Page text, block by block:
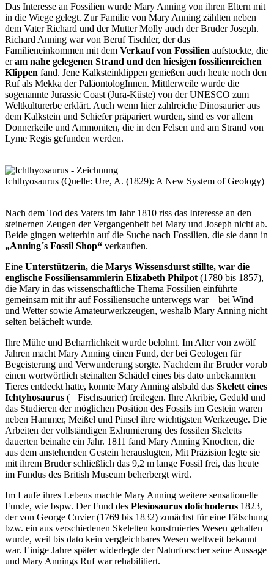
Das Interesse an Fossilien wurde Mary Anning von ihren Eltern mit
in die Wiege gelegt. Zur Familie von Mary Anning zählten neben
dem Vater Richard und der Mutter Molly auch der Bruder Joseph.
Richard Anning war von Beruf Tischler, der das
Familieneinkommen mit dem Verkauf von Fossilien aufstockte, die
eram nahe gelegenen Strand und den hiesigen fossilienreichen
Klippen fand. Jene Kalksteinklippen genießen auch heute noch den
Ruf als Mekka der PaläontologInnen. Mittlerweile wurde die
sogenannte Jurassic Coast (Jura-Küste) von der UNESCO zum
Weltkulturerbe erklärt. Auch wenn hier zahlreiche Dinosaurier aus
dem Kalkstein und Schiefer präpariert wurden, sind es vor allem
Donnerkeile und Ammoniten, die in den Felsen und am Strand von
Lyme Regis gefunden werden.
Ichthyosaurus (Quelle: Ure, A. (1829): A New System of Geology)
Nach dem Tod des Vaters im Jahr 1810 riss das Interesse an den
steinernen Zeugen der Vergangenheit bei Mary und Joseph nicht ab.
Beide gingen weiterhin auf die Suche nach Fossilien, die sie dann in
„Anning´s Fossil Shop“ verkauften.
Eine Unterstützerin, die Marys Wissensdurst stillte, war die
englische Fossiliensammlerin Elizabeth Philpot (1780 bis 1857),
die Mary in das wissenschaftliche Thema Fossilien einführte
gemeinsam mit ihr auf Fossiliensuche unterwegs war – bei Wind
und Wetter sowie Amateurwerkzeugen, weshalb Mary Anning nicht
selten belächelt wurde.
Ihre Mühe und Beharrlichkeit wurde belohnt. Im Alter von zwölf
Jahren macht Mary Anning einen Fund, der bei Geologen für
Begeisterung und Verwunderung sorgte. Nachdem ihr Bruder vorab
einen wortwörtlich steinalten Schädel eines bis dato unbekannten
Tieres entdeckt hatte, konnte Mary Anning alsbald das Skelett eines
Ichtyhosaurus (= Fischsaurier) freilegen. Ihre Akribie, Geduld und
das Studieren der möglichen Position des Fossils im Gestein waren
neben Hammer, Meißel und Pinsel ihre wichtigsten Werkzeuge. Die
Arbeiten der vollständigen Exhumierung des fossilen Skeletts
dauerten beinahe ein Jahr. 1811 fand Mary Anning Knochen, die
aus dem anstehenden Gestein herauslugten, Mit Präzision legte sie
mit ihrem Bruder schließlich das 9,2 m lange Fossil frei, das heute
im Fundus des British Museum beherbergt wird.
Im Laufe ihres Lebens machte Mary Anning weitere sensationelle
Funde, wie bspw. Der Fund des Plesiosaurus dolichoderus 1823,
der von George Cuvier (1769 bis 1832) zunächst für eine Fälschung
bzw. ein aus verschiedenen Skeletten konstruiertes Wesen gehalten
wurde, weil bis dato kein vergleichbares Wesen weltweit bekannt
war. Einige Jahre später widerlegte der Naturforscher seine Aussage
und Mary Annings Ruf war rehabilitiert.